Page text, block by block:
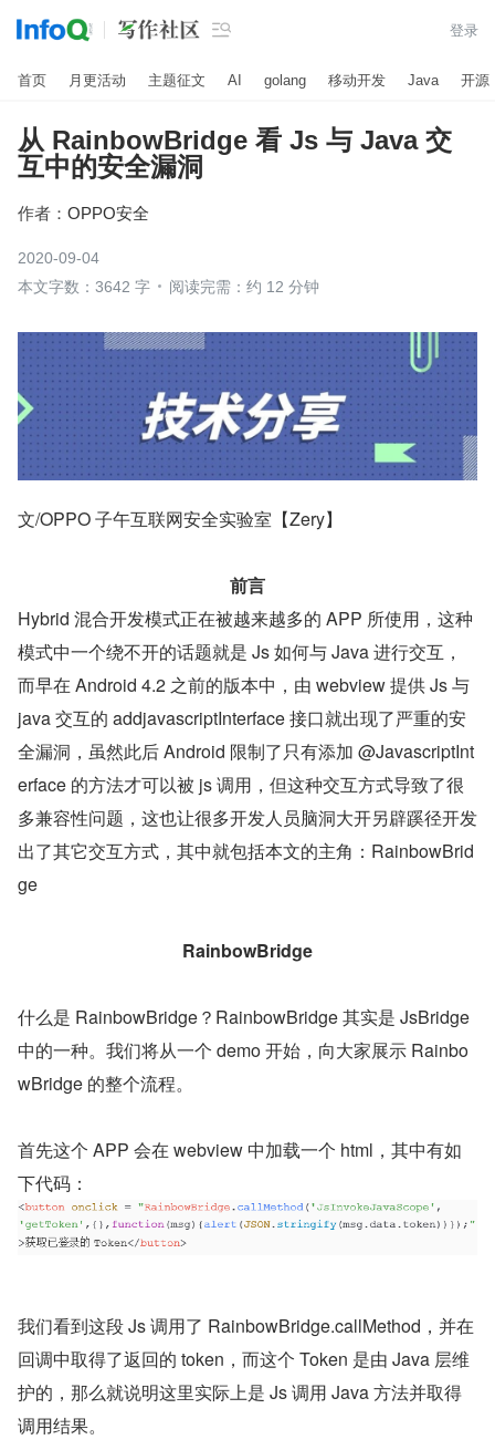
 登录
首页 月更活动 主题征文 AI golang 移动开发 Java 开源
从 RainbowBridge 看 Js 与 Java 交
互中的安全漏洞
作者： OPPO安全
2020-09-04
本文字数：3642 字
阅读完需：约 12 分钟
文/OPPO 子午互联网安全实验室【Zery】
前言
Hybrid 混合开发模式正在被越来越多的 APP 所使用，这种
模式中一个绕不开的话题就是 Js 如何与 Java 进行交互，
而早在 Android 4.2 之前的版本中，由 webview 提供 Js 与
java 交互的 addjavascriptInterface 接口就出现了严重的安
全漏洞，虽然此后 Android 限制了只有添加 @JavascriptInt
erface 的方法才可以被 js 调用，但这种交互方式导致了很
多兼容性问题，这也让很多开发人员脑洞大开另辟蹊径开发
出了其它交互方式，其中就包括本文的主角：RainbowBrid
ge
RainbowBridge
什么是 RainbowBridge？RainbowBridge 其实是 JsBridge
中的一种。我们将从一个 demo 开始，向大家展示 Rainbo
wBridge 的整个流程。
首先这个 APP 会在 webview 中加载一个 html，其中有如
下代码：
我们看到这段 Js 调用了 RainbowBridge.callMethod，并在
回调中取得了返回的 token，而这个 Token 是由 Java 层维
护的，那么就说明这里实际上是 Js 调用 Java 方法并取得
调用结果。